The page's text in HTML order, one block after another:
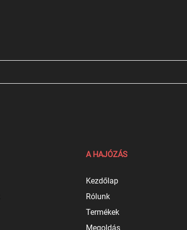
A HAJÓZÁS
Kezdőlap
Rólunk
Termékek
Megoldás